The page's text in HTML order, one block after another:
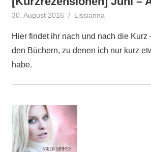
30. August 2016 Lissianna
Hier findet ihr nach und nach die Kurz
den Büchern, zu denen ich nur kurz
habe.